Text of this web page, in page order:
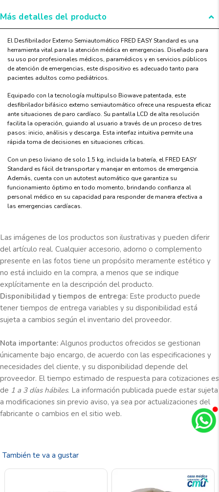
Más detalles del producto
El Desfibrilador Externo Semiautomático FRED EASY Standard es una
herramienta vital para la atención médica en emergencias. Diseñado para
su uso por profesionales médicos, paramédicos y en servicios públicos
de atención de emergencias, este dispositivo es adecuado tanto para
pacientes adultos como pediátricos.
Equipado con la tecnología multipulso Biowave patentada, este
desfibrilador bifásico externo semiautomático ofrece una respuesta eficaz
ante situaciones de paro cardíaco. Su pantalla LCD de alta resolución
facilita la operación, guiando al usuario a través de un proceso de tres
pasos: inicio, análisis y descarga. Esta interfaz intuitiva permite una
rápida toma de decisiones en situaciones críticas.
Con un peso liviano de solo 1.5 kg, incluida la batería, el FRED EASY
Standard es fácil de transportar y manejar en entornos de emergencia.
Además, cuenta con un autotest automático que garantiza su
funcionamiento óptimo en todo momento, brindando confianza al
personal médico en su capacidad para responder de manera efectiva a
las emergencias cardíacas.
Las imágenes de los productos son ilustrativas y pueden diferir
del artículo real. Cualquier accesorio, adorno o complemento
presente en las fotos tiene un propósito meramente estético y
no está incluido en la compra, a menos que se indique
explícitamente en la descripción del producto.
Disponibilidad y tiempos de entrega: Este producto puede
tener tiempos de entrega variables y su disponibilidad está
sujeta a cambios según el inventario del proveedor.
Nota importante: Algunos productos ofrecidos se gestionan
únicamente bajo encargo, de acuerdo con las especificaciones y
necesidades del cliente, y su disponibilidad depende del
proveedor. El tiempo estimado de respuesta para cotizaciones es
de 1 a 3 días hábiles. La información publicada puede estar sujeta
a modificaciones sin previo aviso, ya sea por actualizaciones del
fabricante o cambios en el sitio web.
También te va a gustar